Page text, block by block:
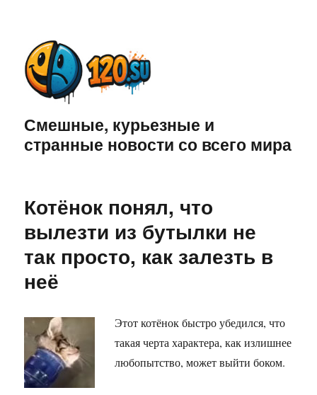
Смешные, курьезные и
странные новости со всего мира
Котёнок понял, что
вылезти из бутылки не
так просто, как залезть в
неё
Этот котёнок быстро убедился, что
такая черта характера, как излишнее
любопытство, может выйти боком.